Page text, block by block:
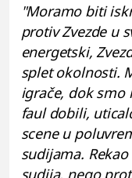
"Moramo biti
protiv Zvezde u
energetski,
splet okolnosti.
igrače, dok smo
faul dobili,
scene u
sudijama.
sudija, nego